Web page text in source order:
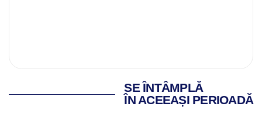
SE ÎNTÂMPLĂ
ÎN ACEEAȘI PERIOADĂ